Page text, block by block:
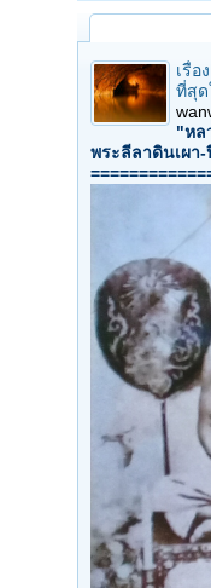
เรื่อ
ที่สุ
"หล
พระลีลาดินเผา-